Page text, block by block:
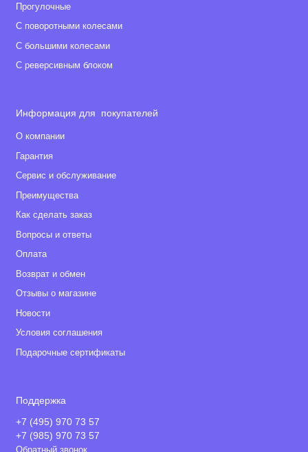
Прогулочные
С поворотными колесами
С большими колесами
С реверсивным блоком
Информация для покупателей
О компании
Гарантия
Сервис и обслуживание
Преимущества
Как сделать заказ
Вопросы и ответы
Оплата
Возврат и обмен
Отзывы о магазине
Новости
Условия соглашения
Подарочные сертификаты
Поддержка
+7 (495) 970 73 57
+7 (985) 970 73 57